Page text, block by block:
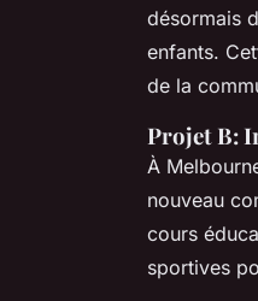
désormais
enfants.
de la
Projet B:
À
nouveau
cours
sportives